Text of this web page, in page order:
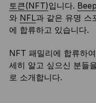
토큰(NFT)입니다.
와 NFL과 같은 유명 스
에 합류하고 있습니다.
NFT 패밀리에 합류하
세히 알고 싶으신 분들
로 소개합니다.